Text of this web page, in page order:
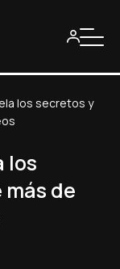
los secretos y
los
de